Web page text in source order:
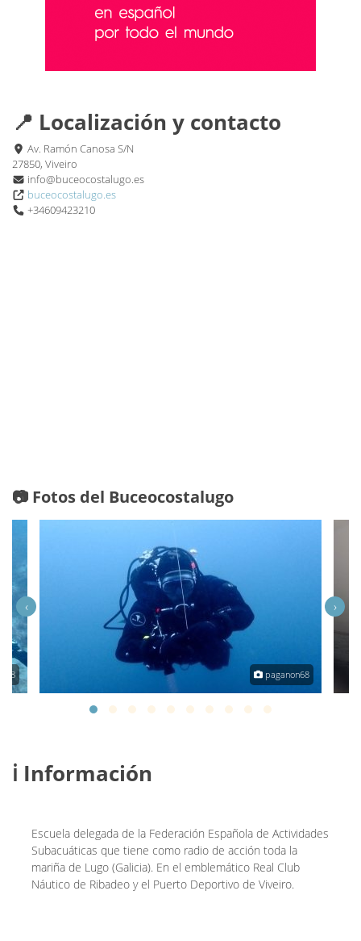
📍 Localización y contacto
Av. Ramón Canosa S/N
27850, Viveiro
info@buceocostalugo.es
buceocostalugo.es
+34609423210
📷 Fotos del Buceocostalugo
paganon68
‹ ›
ℹ️ Información
Escuela delegada de la Federación Española de Actividades
Subacuáticas que tiene como radio de acción toda la
mariña de Lugo (Galicia). En el emblemático Real Club
Náutico de Ribadeo y el Puerto Deportivo de Viveiro.